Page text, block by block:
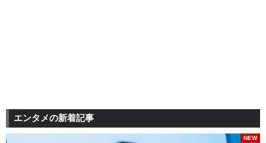
エンタメの新着記事
NEW